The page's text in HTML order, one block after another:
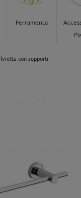
Ferramenta
con supporti